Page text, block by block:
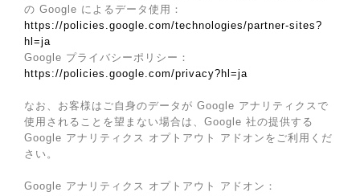
の Google によるデータ使用：
https://policies.google.com/technologies/partner-sites?
hl=ja
Google プライバシーポリシー：
https://policies.google.com/privacy?hl=ja
なお、お客様はご自身のデータが Google アナリティクスで
使用されることを望まない場合は、Google 社の提供する
Google アナリティクス オプトアウト アドオンをご利用くだ
さい。
Google アナリティクス オプトアウト アドオン：